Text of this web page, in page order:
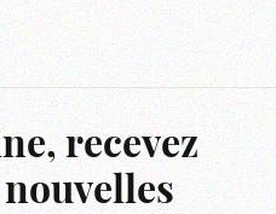
recevez